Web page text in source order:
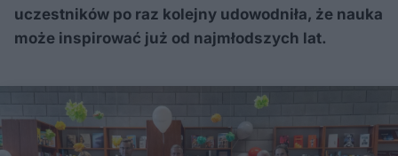
uczestników po raz kolejny udowodniła, że nauka
może inspirować już od najmłodszych lat.